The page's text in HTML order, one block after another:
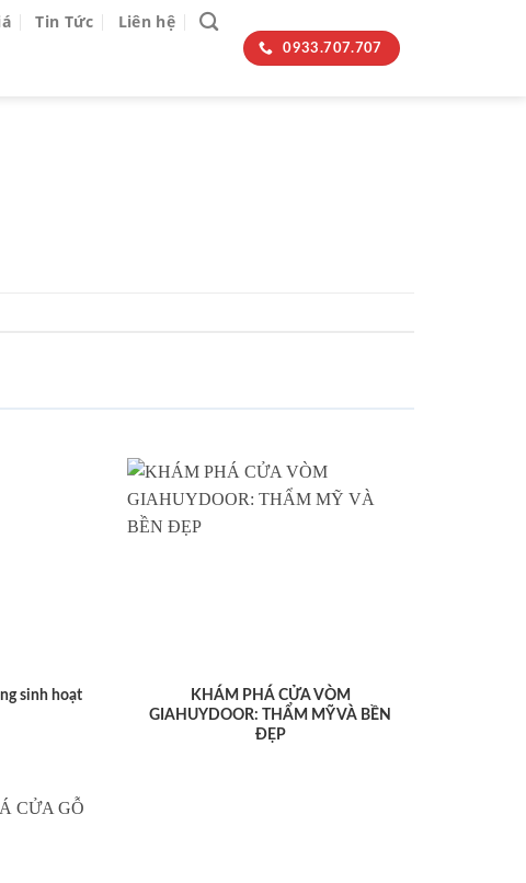
Tin Tức Liên hệ
0933.707.707
sinh hoạt
KHÁM PHÁ CỬA VÒM
GIAHUYDOOR: THẨM MỸ VÀ BỀN
ĐẸP